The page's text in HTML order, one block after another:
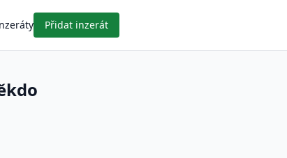
Přidat inzerát